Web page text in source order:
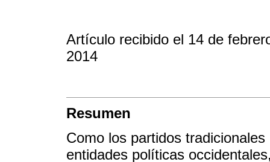
Artículo recibido el 14 de
2014
Resumen
Como los partidos
entidades políticas